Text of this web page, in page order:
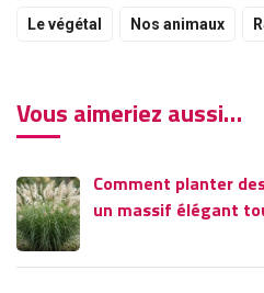
Le végétal Nos animaux
Vous aimeriez aussi…
Comment planter
un massif élégant